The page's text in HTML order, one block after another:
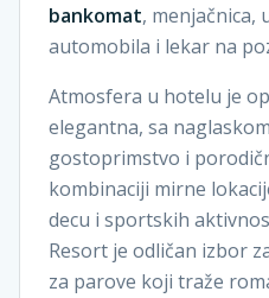
bankomat, menjačnica,
automobila i lekar na
Atmosfera u hotelu je
elegantna, sa
gostoprimstvo i
kombinaciji mirne
decu i sportskih
Resort je odličan izbor
za parove koji traže